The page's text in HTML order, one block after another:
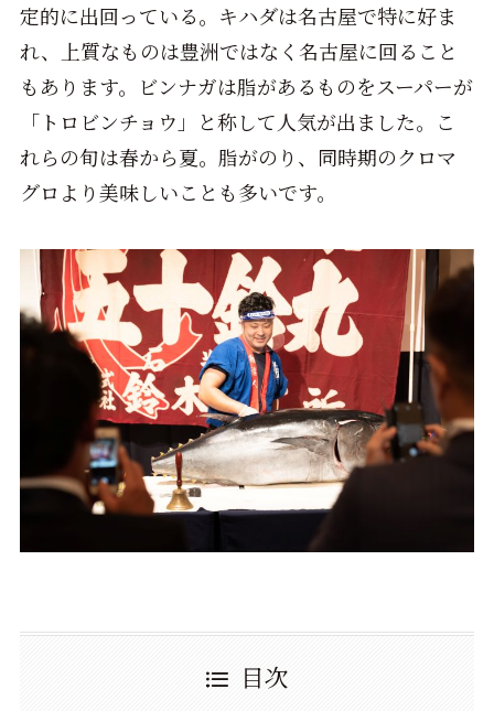
定的に出回っている。キハダは名古屋で特に好ま
れ、上質なものは豊洲ではなく名古屋に回ること
もあります。ビンナガは脂があるものをスーパーが
「トロビンチョウ」と称して人気が出ました。こ
れらの旬は春から夏。脂がのり、同時期のクロマ
グロより美味しいことも多いです。
目次